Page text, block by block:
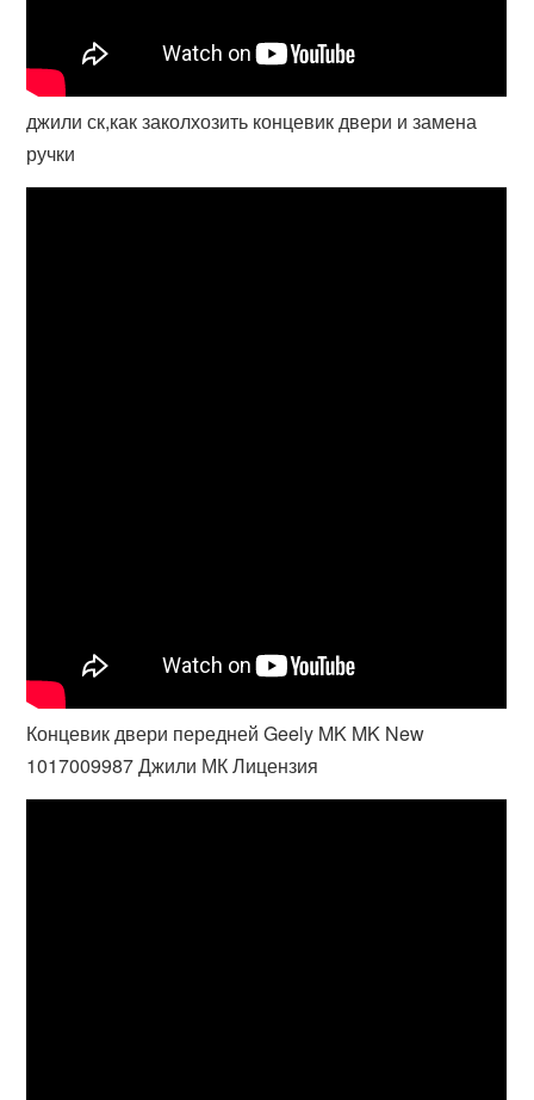
джили ск,как заколхозить концевик двери и замена
ручки
Концевик двери передней Geely MK MK New
1017009987 Джили МК Лицензия